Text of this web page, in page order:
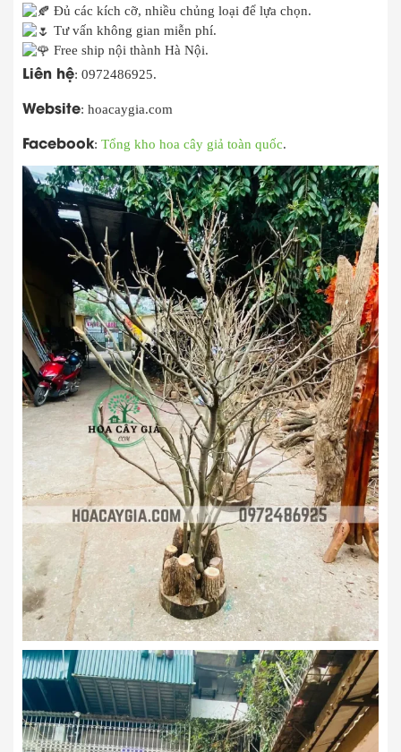
Đủ các kích cỡ, nhiều chủng loại để lựa chọn.
Tư vấn không gian miễn phí.
Free ship nội thành Hà Nội.
Liên hệ: 0972486925.
Website: hoacaygia.com
Facebook: Tổng kho hoa cây giả toàn quốc.